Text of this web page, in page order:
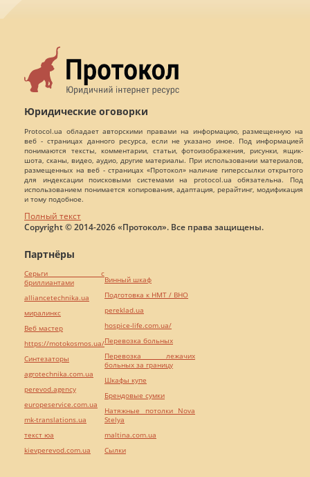
Юридические оговорки
Protocol.ua обладает авторскими правами на информацию, размещенную на
веб - страницах данного ресурса, если не указано иное. Под информацией
понимаются тексты, комментарии, статьи, фотоизображения, рисунки, ящик-
шота, сканы, видео, аудио, другие материалы. При использовании материалов,
размещенных на веб - страницах «Протокол» наличие гиперссылки открытого
для индексации поисковыми системами на protocol.ua обязательна. Под
использованием понимается копирования, адаптация, рерайтинг, модификация
и тому подобное.
Полный текст
Copyright © 2014-2026 «Протокол». Все права защищены.
Партнёры
Серьги с
бриллиантами
alliancetechnika.ua
миралинкс
Веб мастер
https://motokosmos.ua/
Синтезаторы
agrotechnika.com.ua
perevod.agency
europeservice.com.ua
mk-translations.ua
текст юа
kievperevod.com.ua
Винный шкаф
Подготовка к НМТ / ВНО
pereklad.ua
hospice-life.com.ua/
Перевозка больных
Перевозка лежачих
больных за границу
Шкафы купе
Брендовые сумки
Натяжные потолки Nova
Stelya
maltina.com.ua
Cылки